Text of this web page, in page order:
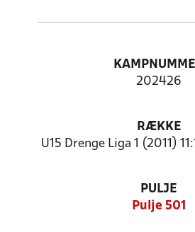
202426
RÆKKE
U15 Drenge Liga 1 (2011)
PULJE
Pulje 501